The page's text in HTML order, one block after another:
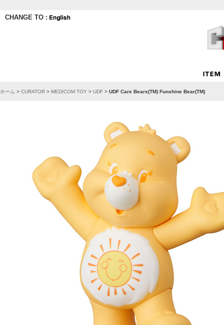
CHANGE TO :
ホーム > CURATOR > MEDICOM TOY > UDF > UDF Care Bears(TM) Funshine Bear(TM)